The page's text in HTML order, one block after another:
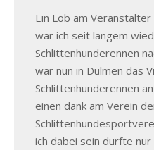
Ein Lob am Veranstalter
war ich seit langem
Schlittenhunderennen
war nun in Dülmen das
Schlittenhunderennen
einen dank am Verein
ich dabei sein durfte